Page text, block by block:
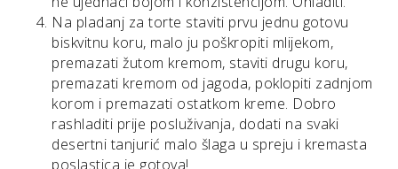
Na pladanj za torte staviti prvu jednu gotovu
biskvitnu koru, malo ju poškropiti mlijekom,
premazati žutom kremom, staviti drugu koru,
premazati kremom od jagoda, poklopiti zadnjom
korom i premazati ostatkom kreme. Dobro
rashladiti prije posluživanja, dodati na svaki
desertni tanjurić malo šlaga u spreju i kremasta
poslastica je gotova!